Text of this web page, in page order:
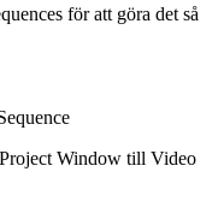
för att göra det så
Project Window till Video